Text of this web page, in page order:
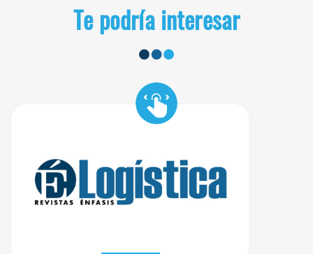
Te podría interesar